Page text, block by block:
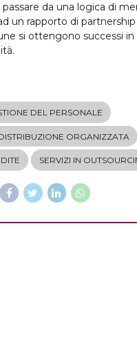
da una logica di
un rapporto di
si ottengono successi
DEL PERSONALE
ORGANIZZATA
SERVIZI IN